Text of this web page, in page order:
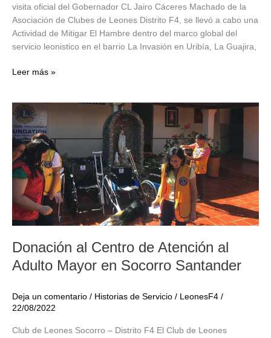
visita oficial del Gobernador CL Jairo Cáceres Machado de la
Asociación de Clubes de Leones Distrito F4, se llevó a cabo una
Actividad de Mitigar El Hambre dentro del marco global del
servicio leonistico en el barrio La Invasión en Uribía, La Guajira,
Entrega
en
Uribía
La
Guajira
Leer más »
Donación al Centro de Atención al
Adulto Mayor en Socorro Santander
Deja un comentario / Historias de Servicio / LeonesF4 /
22/08/2022
Club de Leones Socorro – Distrito F4 El Club de Leones